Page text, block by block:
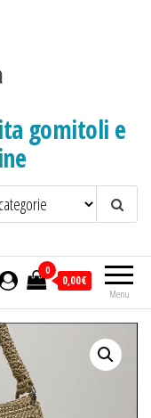
gomitoli e
Menu
0
0,00€